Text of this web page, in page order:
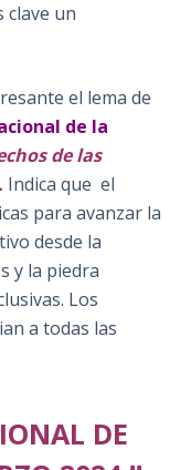
clave un
el lema de
de la
de las
Indica que el
para avanzar la
desde la
y la piedra
Los
a todas las
DE